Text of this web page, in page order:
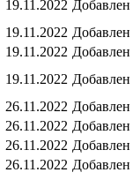
19.11.2022 Добавлен
19.11.2022 Добавлен
19.11.2022 Добавлен
19.11.2022 Добавлен
26.11.2022 Добавлен
26.11.2022 Добавлен
26.11.2022 Добавлен
26.11.2022 Добавлен